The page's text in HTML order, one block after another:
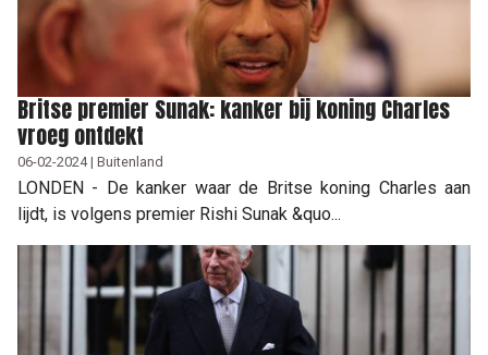
Britse premier Sunak: kanker bij koning Charles
vroeg ontdekt
06-02-2024 | Buitenland
LONDEN - De kanker waar de Britse koning Charles aan
lijdt, is volgens premier Rishi Sunak &quo...